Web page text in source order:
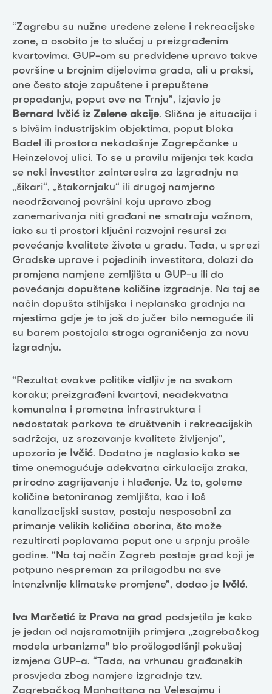
“Zagrebu su nužne uređene zelene i rekreacijske
zone, a osobito je to slučaj u preizgrađenim
kvartovima. GUP-om su predviđene upravo takve
površine u brojnim dijelovima grada, ali u praksi,
one često stoje zapuštene i prepuštene
propadanju, poput ove na Trnju”, izjavio je
Bernard Ivčić iz Zelene akcije. Slična je situacija i
s bivšim industrijskim objektima, poput bloka
Badel ili prostora nekadašnje Zagrepčanke u
Heinzelovoj ulici. To se u pravilu mijenja tek kada
se neki investitor zainteresira za izgradnju na
„šikari“, „štakornjaku“ ili drugoj namjerno
neodržavanoj površini koju upravo zbog
zanemarivanja niti građani ne smatraju važnom,
iako su ti prostori ključni razvojni resursi za
povećanje kvalitete života u gradu. Tada, u sprezi
Gradske uprave i pojedinih investitora, dolazi do
promjena namjene zemljišta u GUP-u ili do
povećanja dopuštene količine izgradnje. Na taj se
način dopušta stihijska i neplanska gradnja na
mjestima gdje je to još do jučer bilo nemoguće ili
su barem postojala stroga ograničenja za novu
izgradnju.
“Rezultat ovakve politike vidljiv je na svakom
koraku; preizgrađeni kvartovi, neadekvatna
komunalna i prometna infrastruktura i
nedostatak parkova te društvenih i rekreacijskih
sadržaja, uz srozavanje kvalitete življenja”,
upozorio je Ivčić. Dodatno je naglasio kako se
time onemogućuje adekvatna cirkulacija zraka,
prirodno zagrijavanje i hlađenje. Uz to, goleme
količine betoniranog zemljišta, kao i loš
kanalizacijski sustav, postaju nesposobni za
primanje velikih količina oborina, što može
rezultirati poplavama poput one u srpnju prošle
godine. “Na taj način Zagreb postaje grad koji je
potpuno nespreman za prilagodbu na sve
intenzivnije klimatske promjene”, dodao je Ivčić.
Iva Marčetić iz Prava na grad podsjetila je kako
je jedan od najsramotnijih primjera „zagrebačkog
modela urbanizma'' bio prošlogodišnji pokušaj
izmjena GUP-a. “Tada, na vrhuncu građanskih
prosvjeda zbog namjere izgradnje tzv.
Zagrebačkog Manhattana na Velesajmu i